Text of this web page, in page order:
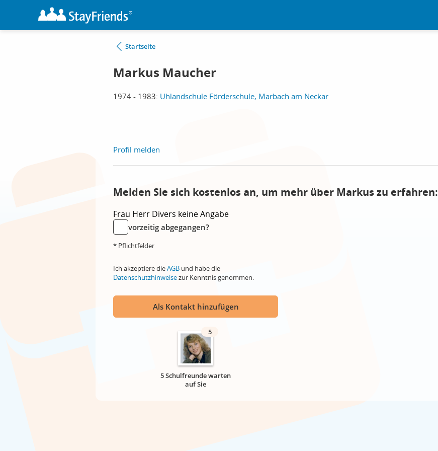
Startseite
Markus Maucher
1974 - 1983: Uhlandschule Förderschule, Marbach am Neckar
Profil melden
Melden Sie sich kostenlos an, um mehr über Markus zu erfahren:
Frau Herr Divers keine Angabe
vorzeitig abgegangen?
* Pflichtfelder
Ich akzeptiere dieAGB und habe die
Datenschutzhinweisezur Kenntnis genommen.
Als Kontakt hinzufügen
5
5 Schulfreunde warten
auf Sie